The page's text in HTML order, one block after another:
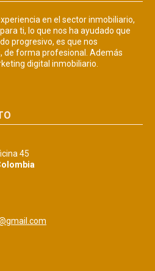
en el sector inmobiliario,
ti, lo que nos ha ayudado que
progresivo, es que nos
de forma profesional. Además
digital inmobiliario.
45